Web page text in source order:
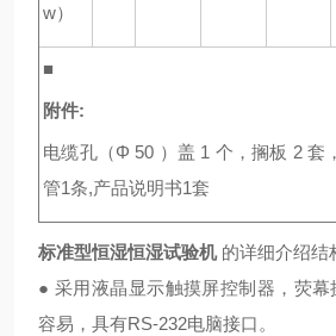
w）
■
附件:
电缆孔（Φ 50 ）盖 1 个，搁板 2 套
管1条,产品说明书1套
标准型恒湿恒湿试验机的详细介绍结
● 采用液晶显示触摸屏控制器，荧
容易，具有RS-232电脑接口。